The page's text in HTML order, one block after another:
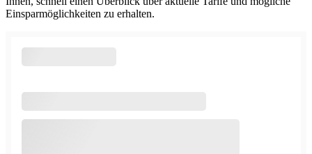
Einsparmöglichkeiten zu erhalten.